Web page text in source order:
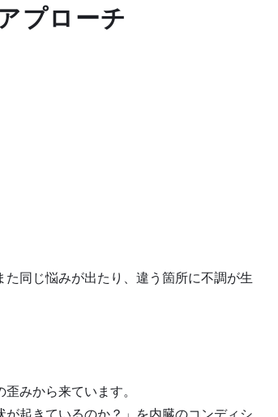
プローチ
同じ悩みが出たり、違う箇所に不調が生
みから来ています。
起きているのか？」を内臓のコンディシ